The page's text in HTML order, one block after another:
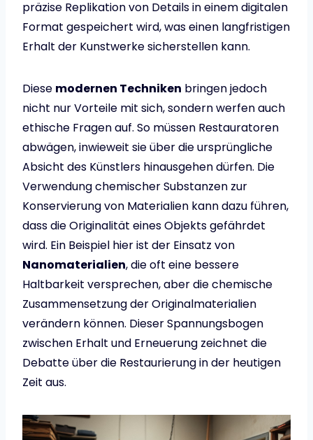
präzise Replikation von Details in einem digitalen
Format gespeichert wird, was einen langfristigen
Erhalt der Kunstwerke sicherstellen kann.
Diese modernen Techniken bringen jedoch
nicht nur Vorteile mit sich, sondern werfen auch
ethische Fragen auf. So müssen Restauratoren
abwägen, inwieweit sie über die ursprüngliche
Absicht des Künstlers hinausgehen dürfen. Die
Verwendung chemischer Substanzen zur
Konservierung von Materialien kann dazu führen,
dass die Originalität eines Objekts gefährdet
wird. Ein Beispiel hier ist der Einsatz von
Nanomaterialien, die oft eine bessere
Haltbarkeit versprechen, aber die chemische
Zusammensetzung der Originalmaterialien
verändern können. Dieser Spannungsbogen
zwischen Erhalt und Erneuerung zeichnet die
Debatte über die Restaurierung in der heutigen
Zeit aus.